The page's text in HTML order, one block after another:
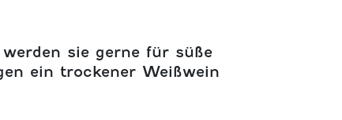
sie gerne für süße
ein trockener Weißwein